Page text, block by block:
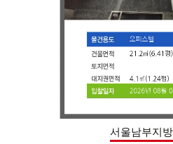
서울남부지